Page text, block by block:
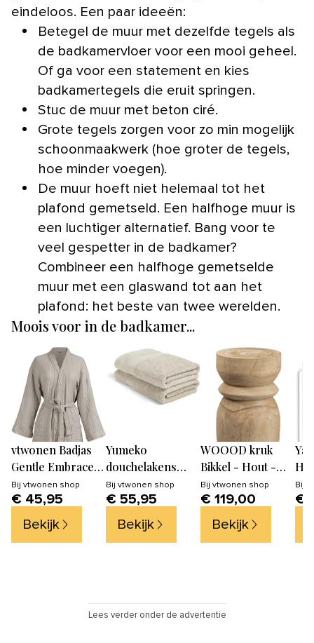
eindeloos. Een paar ideeën:
Betegel de muur met dezelfde tegels als
de badkamervloer voor een mooi geheel.
Of ga voor een statement en kies
badkamertegels die eruit springen.
Stuc de muur met beton ciré.
Grote tegels zorgen voor zo min mogelijk
schoonmaakwerk (hoe groter de tegels,
hoe minder voegen).
De muur hoeft niet helemaal tot het
plafond gemetseld. Een halfhoge muur is
een luchtiger alternatief. Bang voor te
veel gespetter in de badkamer?
Combineer een halfhoge gemetselde
muur met een glaswand tot aan het
plafond: het beste van twee werelden.
Moois voor in de badkamer...
vtwonen Badjas
Gentle Embrace -
S/M - Zand
Bij vtwonen shop
€ 45,95
Bekijk
Yumeko
douchelakens
Terry - white
sand - 70x140 - 2
Bij vtwonen shop
€ 55,95
Bekijk
WOOOD kruk
Bikkel - Hout -
Naturel -
40x28x28
Bij vtwonen shop
€ 119,00
Bekijk
-
Bij
€
Lees verder onder de advertentie